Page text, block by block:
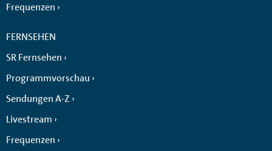
Frequenzen
FERNSEHEN
SR Fernsehen
Programmvorschau
Sendungen A-Z
Livestream
Frequenzen